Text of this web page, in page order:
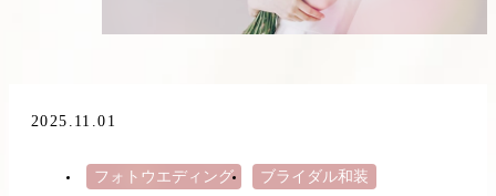
2025.11.01
フォトウエディング ブライダル和装